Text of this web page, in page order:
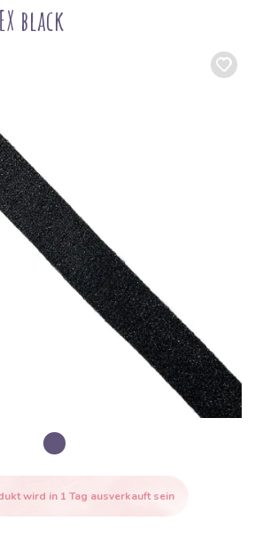
black
wird in 1 Tag ausverkauft sein